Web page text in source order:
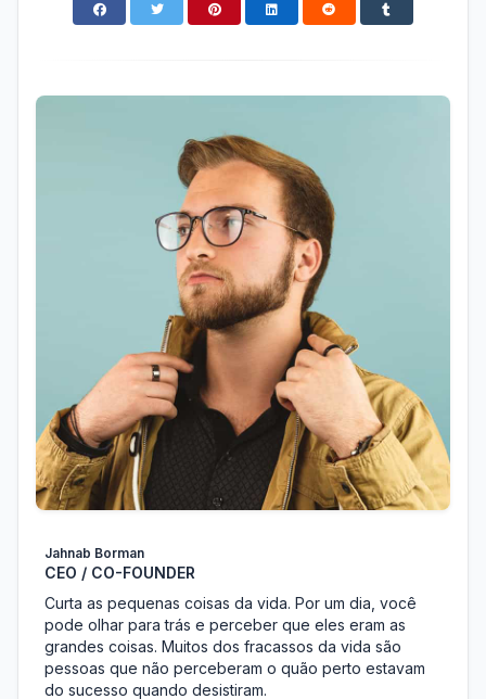
Jahnab Borman
CEO / CO-FOUNDER
Curta as pequenas coisas da vida. Por um dia, você
pode olhar para trás e perceber que eles eram as
grandes coisas. Muitos dos fracassos da vida são
pessoas que não perceberam o quão perto estavam
do sucesso quando desistiram.